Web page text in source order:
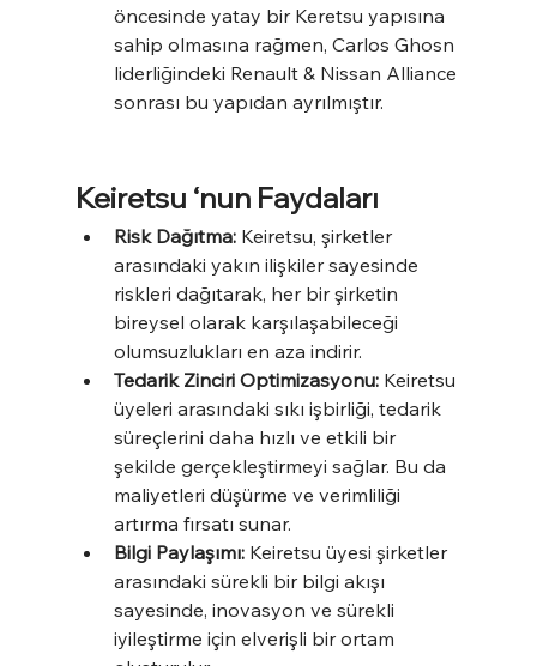
öncesinde yatay bir Keretsu yapısına
sahip olmasına rağmen, Carlos Ghosn
liderliğindeki Renault & Nissan Alliance
sonrası bu yapıdan ayrılmıştır.
Keiretsu ‘nun Faydaları
Risk Dağıtma: Keiretsu, şirketler
arasındaki yakın ilişkiler sayesinde
riskleri dağıtarak, her bir şirketin
bireysel olarak karşılaşabileceği
olumsuzlukları en aza indirir.
Tedarik Zinciri Optimizasyonu: Keiretsu
üyeleri arasındaki sıkı işbirliği, tedarik
süreçlerini daha hızlı ve etkili bir
şekilde gerçekleştirmeyi sağlar. Bu da
maliyetleri düşürme ve verimliliği
artırma fırsatı sunar.
Bilgi Paylaşımı: Keiretsu üyesi şirketler
arasındaki sürekli bir bilgi akışı
sayesinde, inovasyon ve sürekli
iyileştirme için elverişli bir ortam